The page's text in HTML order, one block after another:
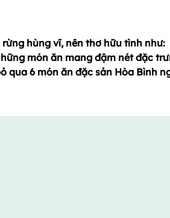
hùng vĩ, nên thơ hữu tình như:
món ăn mang đậm nét đặc
qua 6 món ăn đặc sản Hòa Bình